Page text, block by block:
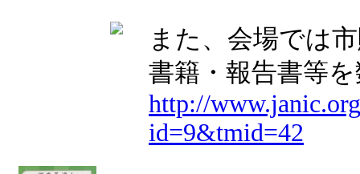
また、会場では
書籍・報告書等
http://
id=9&tmid=42